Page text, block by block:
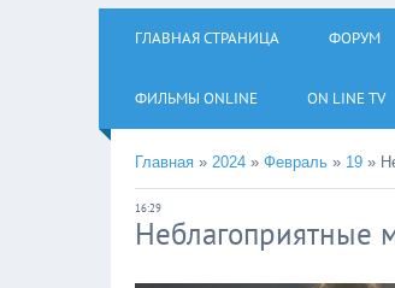
ГЛАВНАЯ СТРАНИЦА ФОРУМ
ФИЛЬМЫ ОNLINE ON LINE TV
Главная » 2024 » Февраль » 19 »
16:29
Неблагоприятные